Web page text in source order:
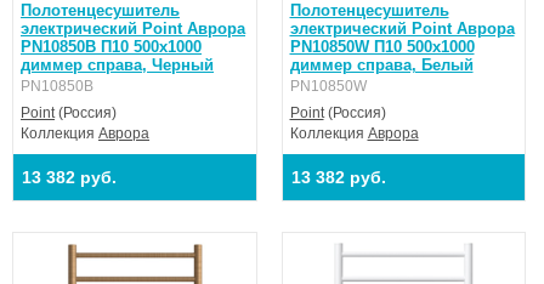
Полотенцесушитель
электрический Point Аврора
PN10850B П10 500x1000
диммер справа, Черный
PN10850B
Point(Россия)
Коллекция Аврора
13 382 руб.
Полотенцесушитель
электрический Point Аврора
PN10850W П10 500x1000
диммер справа, Белый
PN10850W
Point(Россия)
Коллекция Аврора
13 382 руб.